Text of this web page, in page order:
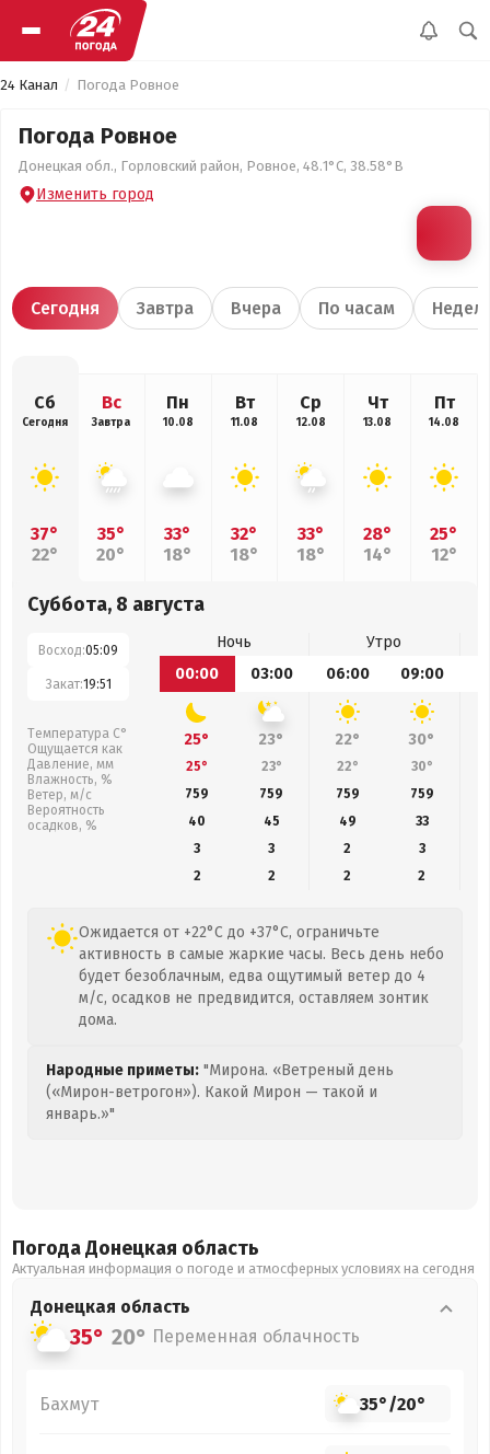
24 Канал Погода Ровное
Погода Ровное
Донецкая обл., Горловский район, Ровное, 48.1°С, 38.58°В
Изменить город
Сегодня Завтра Вчера По часам
Сб
Сегодня
37°
22°
Вс
Завтра
35°
20°
Пн
10.08
33°
18°
Вт
11.08
32°
18°
Ср
12.08
33°
18°
Чт
13.08
28°
14°
Пт
14.08
25°
12°
Суббота, 8 августа
Восход:05:09
Закат:19:51
Температура С°
Ощущается как
Давление, мм
Влажность, %
Ветер, м/с
Вероятность
осадков, %
Ночь
Утро
00:00
03:00 06:00 09:00
25° 23° 22° 30°
25° 23° 22° 30°
759
759 759 759
40
45 49 33
3
3 2
3
2
2 2 2
Ожидается от +22°C до +37°C, ограничьте
активность в самые жаркие часы. Весь день небо
будет безоблачным, едва ощутимый ветер до 4
м/с, осадков не предвидится, оставляем зонтик
дома.
Народные приметы: "Мирона. «Ветреный день
(«Мирон-ветрогон»). Какой Мирон — такой и
январь.»"
Погода Донецкая область
Актуальная информация о погоде и атмосферных условиях на сегодня
Донецкая область
35° 20° Переменная облачность
Бахмут 35°/20°